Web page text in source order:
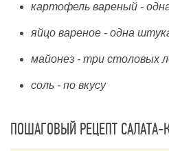
картофель вареный -
яйцо вареное - одна
майонез - три столовых
соль - по вкусу
ПОШАГОВЫЙ РЕЦЕПТ САЛАТА-